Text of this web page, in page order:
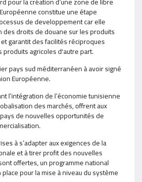
constitue une étape
de developpement car elle
droits de douane sur les produits
garantit des facilités réciproques
produits agricoles d'autre part.
pays sud méditerranéen à avoir signé
Européenne.
l’intégration de l’économie tunisienne
des marchés, offrent aux
de nouvelles opportunités de
à s’adapter aux exigences de la
et à tirer profit des nouvelles
offertes, un programme national
pour la mise à niveau du système